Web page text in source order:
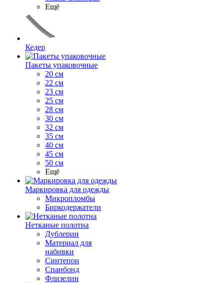
Ещё
Кедер
Пакеты упаковочные
20 см
22 см
23 см
25 см
28 см
30 см
32 см
35 см
40 см
45 см
50 см
Ещё
Маркировка для одежды
Микропломбы
Биркодержатели
Нетканые полотна
Дублерин
Материал для
набивки
Синтепон
Спанбонд
Флизелин